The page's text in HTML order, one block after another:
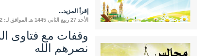
إقرأ المزيد...
الأحد 27 ربيع الثاني 1445 هـ الموافق لـ: 12 نوفمبر 2023 12:33
وقفات مع فتاوى
نصرهم الله